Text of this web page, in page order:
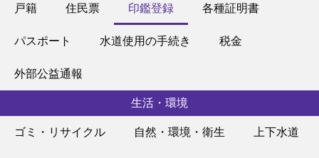
戸籍 住民票 印鑑登録 各種証明書
パスポート 水道使用の手続き 税金
外部公益通報
生活・環境
ゴミ・リサイクル 自然・環境・衛生 上下水道